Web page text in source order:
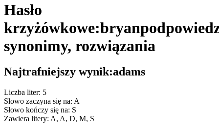
Hasło
krzyżówkowe:bryan
synonimy, rozwiązania
Najtrafniejszy wynik:adams
Liczba liter: 5
Słowo zaczyna się na: A
Słowo kończy się na: S
Zawiera litery: A, A, D, M, S